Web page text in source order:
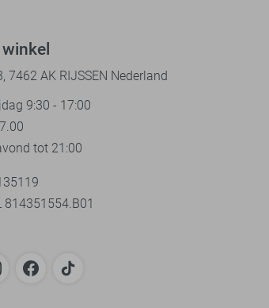
7462 AK RIJSSEN Nederland
9:30 - 17:00
tot 21:00
814351554.B01